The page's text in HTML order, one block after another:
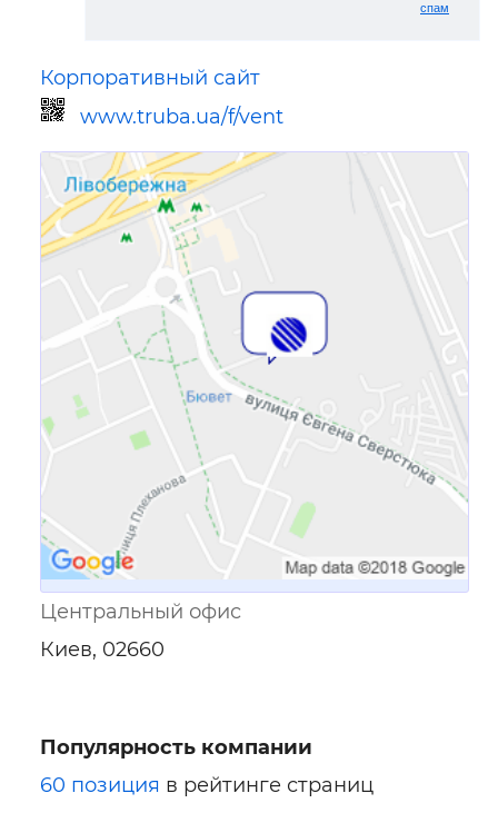
спам
Корпоративный сайт
www.truba.ua/f/vent
Ссылка для мобильных устройств
Центральный офис
Киев, 02660
Популярность компании
60 позиция в рейтинге страниц